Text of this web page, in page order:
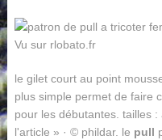
Vu sur rlobato.fr
le gilet court au point
plus simple permet de faire
pour les débutantes. tailles
l'article » · © phildar. le pull